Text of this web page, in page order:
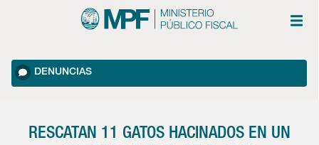
DENUNCIAS
RESCATAN 11 GATOS HACINADOS EN UN